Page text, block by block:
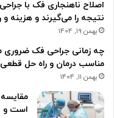
اصلاح ناهنجاری فک با
نتیجه را می‌گیرند و
بهمن 19, 1404
چه زمانی جراحی فک ضروری
مناسب درمان و راه حل
بهمن 11, 1404
است و